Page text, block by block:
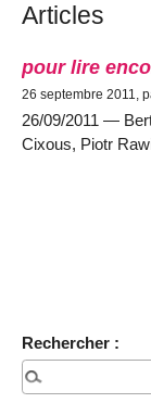
Articles
pour lire
26 septembre 2011,
26/09/2011 —
Cixous, Piotr
Rechercher :